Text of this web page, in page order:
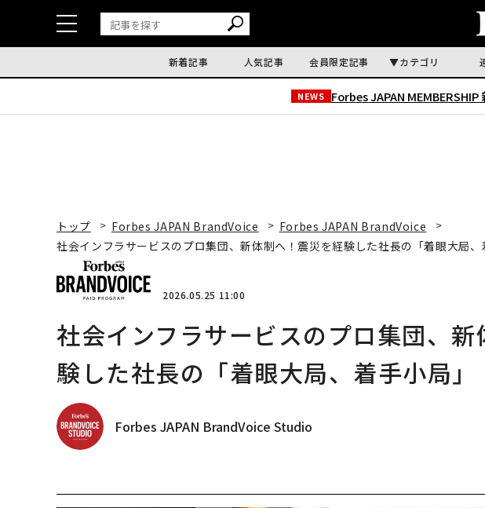
新着記事 人気記事 会員限定記事 カテゴリ
NEWS Forbes JAPAN MEMBERSHIP
トップ Forbes JAPAN BrandVoice
Forbes JAPAN BrandVoice
社会インフラサービスのプロ集団、新体制へ！震災を経験した社長の「着眼大局、
2026.05.25 11:00
社会インフラサービスのプロ集団、
験した社長の「着眼大局、着手小局」
Forbes JAPAN BrandVoice Studio